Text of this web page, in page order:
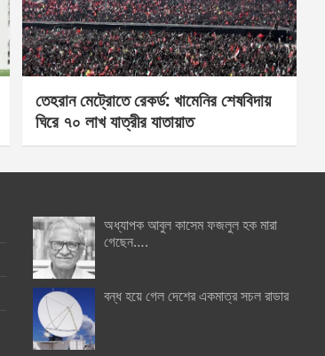
তেহরান মেট্রোতে রেকর্ড: খামেনির শেষবিদায়
ঘিরে ৭০ লাখ যাত্রীর যাতায়াত
অধ্যাপক আবুল কাসেম ফজলুল হক মারা
গেছেন….
বন্ধ হয়ে গেল দেশের একমাত্র সচল রাডার